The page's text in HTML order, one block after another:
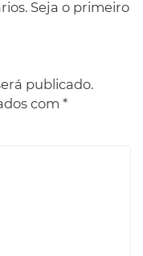
Seja o primeiro
publicado.
com *